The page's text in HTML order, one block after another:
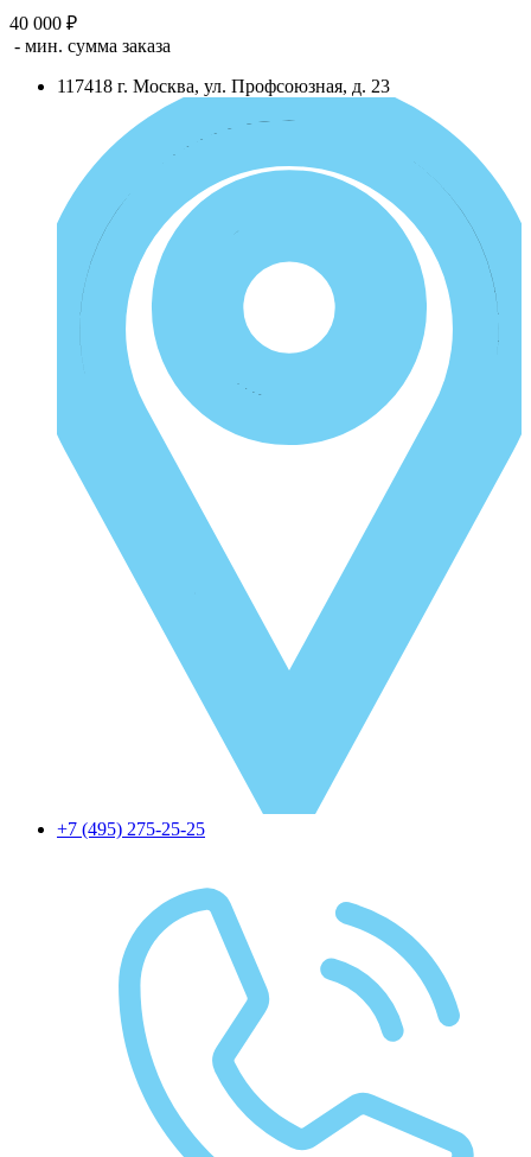
40 000 ₽
- мин. сумма заказа
117418 г. Москва, ул. Профсоюзная, д. 23
+7 (495) 275-25-25